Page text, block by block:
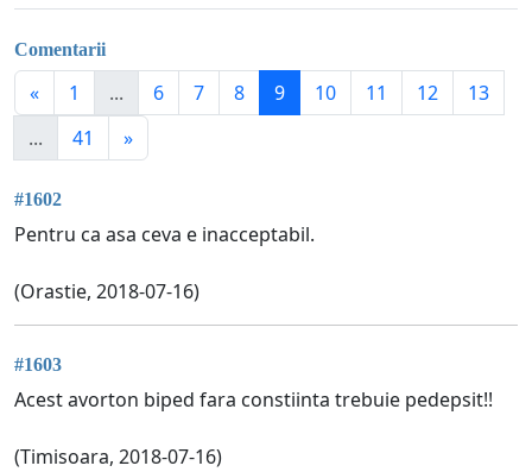
Comentarii
« 1 ... 6 7 8 9 10 11 12
13
...
41 »
#1602
Pentru ca asa ceva e inacceptabil.
(Orastie, 2018-07-16)
#1603
Acest avorton biped fara constiinta trebuie pedepsit!!
(Timisoara, 2018-07-16)